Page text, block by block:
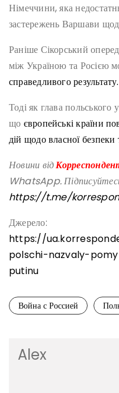
Німеччини, яка
застережень Варшави
Раніше Сікорський
між Україною та Росією
справедливого результату.
Тоді як глава
що європейські країни
дій щодо власної безпеки
Новини від
WhatsApp.
https://t.me/
Джерело:
https://
polschi-nazvaly-
putinu
Война с Россией
Alex